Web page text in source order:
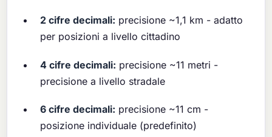
2 cifre decimali: precisione ~1,1 km - adatto
per posizioni a livello cittadino
4 cifre decimali: precisione ~11 metri -
precisione a livello stradale
6 cifre decimali: precisione ~11 cm -
posizione individuale (predefinito)